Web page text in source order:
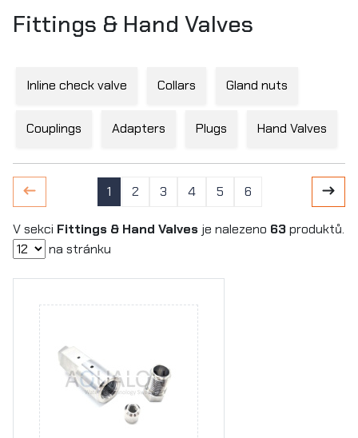
Fittings & Hand Valves
Inline check valve Collars Gland nuts
Couplings Adapters Plugs Hand Valves
1 2 3 4 5 6
V sekci Fittings & Hand Valves je nalezeno 63produktů.
na stránku